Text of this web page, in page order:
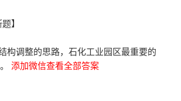
】
构调整的思路，石化工业园区最重要的
。添加微信查看全部答案